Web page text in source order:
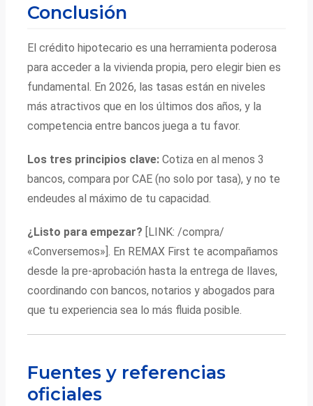
Conclusión
El crédito hipotecario es una herramienta poderosa
para acceder a la vivienda propia, pero elegir bien es
fundamental. En 2026, las tasas están en niveles
más atractivos que en los últimos dos años, y la
competencia entre bancos juega a tu favor.
Los tres principios clave: Cotiza en al menos 3
bancos, compara por CAE (no solo por tasa), y no te
endeudes al máximo de tu capacidad.
¿Listo para empezar? [LINK: /compra/
«Conversemos»]. En REMAX First te acompañamos
desde la pre-aprobación hasta la entrega de llaves,
coordinando con bancos, notarios y abogados para
que tu experiencia sea lo más fluida posible.
Fuentes y referencias
oficiales